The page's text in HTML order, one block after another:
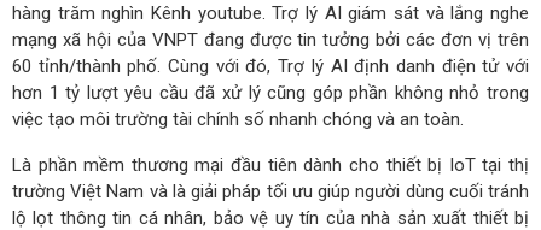
hàng trăm nghìn Kênh youtube. Trợ lý AI giám sát và lắng nghe
mạng xã hội của VNPT đang được tin tưởng bởi các đơn vị trên
60 tỉnh/thành phố. Cùng với đó, Trợ lý AI định danh điện tử với
hơn 1 tỷ lượt yêu cầu đã xử lý cũng góp phần không nhỏ trong
việc tạo môi trường tài chính số nhanh chóng và an toàn.
Là phần mềm thương mại đầu tiên dành cho thiết bị IoT tại thị
trường Việt Nam và là giải pháp tối ưu giúp người dùng cuối tránh
lộ lọt thông tin cá nhân, bảo vệ uy tín của nhà sản xuất thiết bị